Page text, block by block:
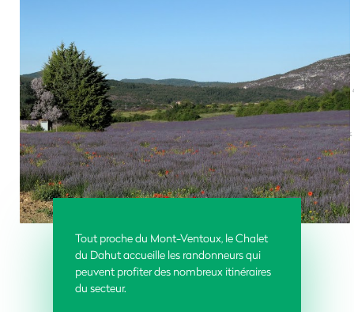
Tout proche du Mont-Ventoux, le Chalet
du Dahut accueille les randonneurs qui
peuvent profiter des nombreux itinéraires
du secteur.